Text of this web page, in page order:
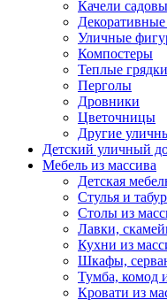
Качели
Уличные
Компостеры
Теплые грядки
Перголы
Дровники
Цветочницы
Другие
Детский уличный
Мебель из массива
Детская
Стулья и
Столы из
Лавки,
Кухни из
Шкафы,
Тумба, комод
Кровати из